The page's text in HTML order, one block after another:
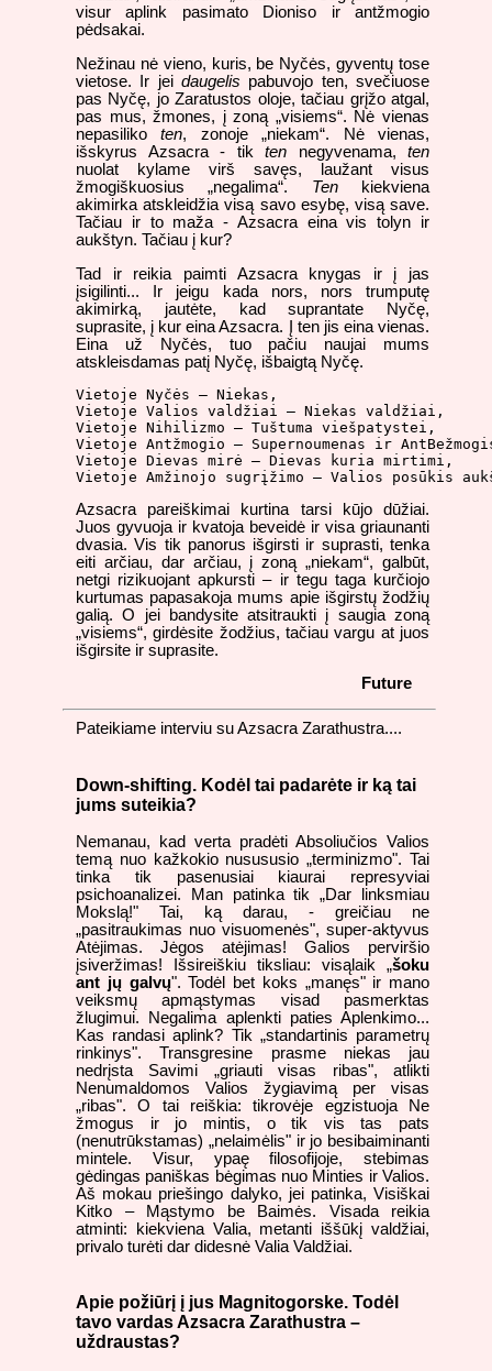
visur aplink pasimato Dioniso ir antžmogio
pėdsakai.
Nežinau nė vieno, kuris, be Nyčės, gyventų tose
vietose. Ir jei daugelis pabuvojo ten, svečiuose
pas Nyčę, jo Zaratustos oloje, tačiau grįžo atgal,
pas mus, žmones, į zoną „visiems“. Nė vienas
nepasilikoten, zonoje „niekam“. Nė vienas,
išskyrus Azsacra - tik ten negyvenama, ten
nuolat kylame virš savęs, laužant visus
žmogiškuosius „negalima“. Tenkiekviena
akimirka atskleidžia visą savo esybę, visą save.
Tačiau ir to maža - Azsacra eina vis tolyn ir
aukštyn. Tačiau į kur?
Tad ir reikia paimti Azsacra knygas ir į jas
įsigilinti... Ir jeigu kada nors, nors trumputę
akimirką, jautėte, kad suprantate Nyčę,
suprasite, į kur eina Azsacra. Į ten jis eina vienas.
Eina už Nyčės, tuo pačiu naujai mums
atskleisdamas patį Nyčę, išbaigtą Nyčę.
Vietoje Nyčės – Niekas,
Vietoje Valios valdžiai – Niekas valdžiai,
Vietoje Nihilizmo – Tuštuma viešpatystei,
Vietoje Antžmogio – Supernoumenas ir
Vietoje Dievas mirė – Dievas kuria mirtimi,
Vietoje Amžinojo sugrįžimo – Valios posūkis
Azsacra pareiškimai kurtina tarsi kūjo dūžiai.
Juos gyvuoja ir kvatoja beveidė ir visa griaunanti
dvasia. Vis tik panorus išgirsti ir suprasti, tenka
eiti arčiau, dar arčiau, į zoną „niekam“, galbūt,
netgi rizikuojant apkursti – ir tegu taga kurčiojo
kurtumas papasakoja mums apie išgirstų žodžių
galią. O jei bandysite atsitraukti į saugia zoną
„visiems“, girdėsite žodžius, tačiau vargu at juos
išgirsite ir suprasite.
Future
Pateikiame interviu su Azsacra Zarathustra....
Down-shifting. Kodėl tai padarėte ir ką tai
jums suteikia?
Nemanau, kad verta pradėti Absoliučios Valios
temą nuo kažkokio nusususio „terminizmo". Tai
tinka tik pasenusiai kiaurai represyviai
psichoanalizei. Man patinka tik „Dar linksmiau
Mokslą!" Tai, ką darau, - greičiau ne
„pasitraukimas nuo visuomenės", super-aktyvus
Atėjimas. Jėgos atėjimas! Galios perviršio
įsiveržimas! Išsireiškiu tiksliau: visąlaik „šoku
ant jų galvų". Todėl bet koks „manęs" ir mano
veiksmų apmąstymas visad pasmerktas
žlugimui. Negalima aplenkti paties Aplenkimo...
Kas randasi aplink? Tik „standartinis parametrų
rinkinys". Transgresine prasme niekas jau
nedrįsta Savimi „griauti visas ribas", atlikti
Nenumaldomos Valios žygiavimą per visas
„ribas". O tai reiškia: tikrovėje egzistuoja Ne
žmogus ir jo mintis, o tik vis tas pats
(nenutrūkstamas) „nelaimėlis" ir jo besibaiminanti
mintele. Visur, ypaę filosofijoje, stebimas
gėdingas paniškas bėgimas nuo Minties ir Valios.
Aš mokau priešingo dalyko, jei patinka, Visiškai
Kitko – Mąstymo be Baimės. Visada reikia
atminti: kiekviena Valia, metanti iššūkį valdžiai,
privalo turėti dar didesnė Valia Valdžiai.
Apie požiūrį į jus Magnitogorske. Todėl
tavo vardas Azsacra Zarathustra –
uždraustas?